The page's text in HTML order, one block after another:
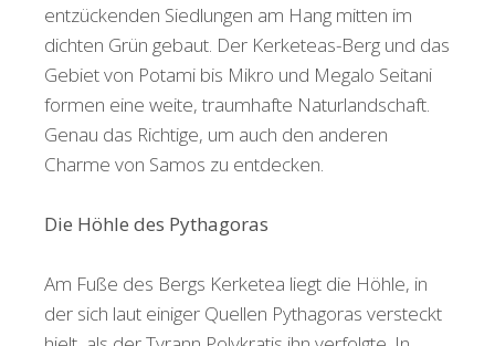
entzückenden Siedlungen am Hang mitten im
dichten Grün gebaut. Der Kerketeas-Berg und das
Gebiet von Potami bis Mikro und Megalo Seitani
formen eine weite, traumhafte Naturlandschaft.
Genau das Richtige, um auch den anderen
Charme von Samos zu entdecken.
Die Höhle des Pythagoras
Am Fuße des Bergs Kerketea liegt die Höhle, in
der sich laut einiger Quellen Pythagoras versteckt